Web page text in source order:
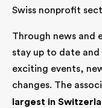
Swiss nonprofit
Through news and
stay up to date
exciting events,
changes. The
largest in